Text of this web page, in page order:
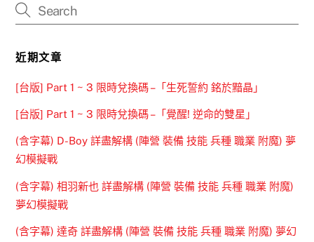
近期文章
[台版] Part 1 ~ 3 限時兌換碼 –「生死誓約 銘於黯晶」
[台版] Part 1 ~ 3 限時兌換碼 –「覺醒! 逆命的雙星」
(含字幕) D-Boy 詳盡解構 (陣營 裝備 技能 兵種 職業 附魔) 夢
幻模擬戰
(含字幕) 相羽新也 詳盡解構 (陣營 裝備 技能 兵種 職業 附魔)
夢幻模擬戰
(含字幕) 達奇 詳盡解構 (陣營 裝備 技能 兵種 職業 附魔) 夢幻